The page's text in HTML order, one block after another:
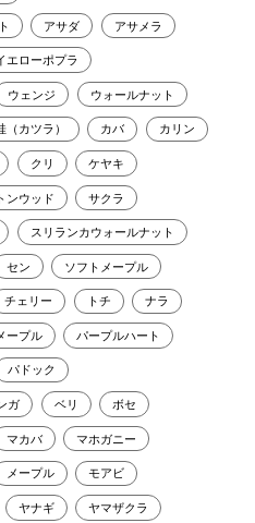
アサダ アサメラ
エローポプラ
ウェンジ ウォールナット
（カツラ） カバ カリン
クリ ケヤキ
ンウッド サクラ
スリランカウォールナット
セン ソフトメープル
チェリー トチ ナラ
ープル パープルハート
パドック
ガ ベリ ボセ
マカバ マホガニー
メープル モアビ
ヤナギ ヤマザクラ